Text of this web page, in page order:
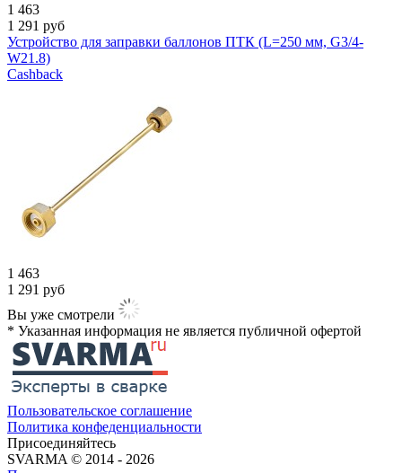
1 463
1 291 руб
Устройство для заправки баллонов ПТК (L=250 мм, G3/4-
W21.8)
Cashback
1 463
1 291 руб
Вы уже смотрели
* Указанная информация не является публичной офертой​
Пользовательское соглашение
Политика конфеденциальности
Присоединяйтесь
SVARMA © 2014 - 2026